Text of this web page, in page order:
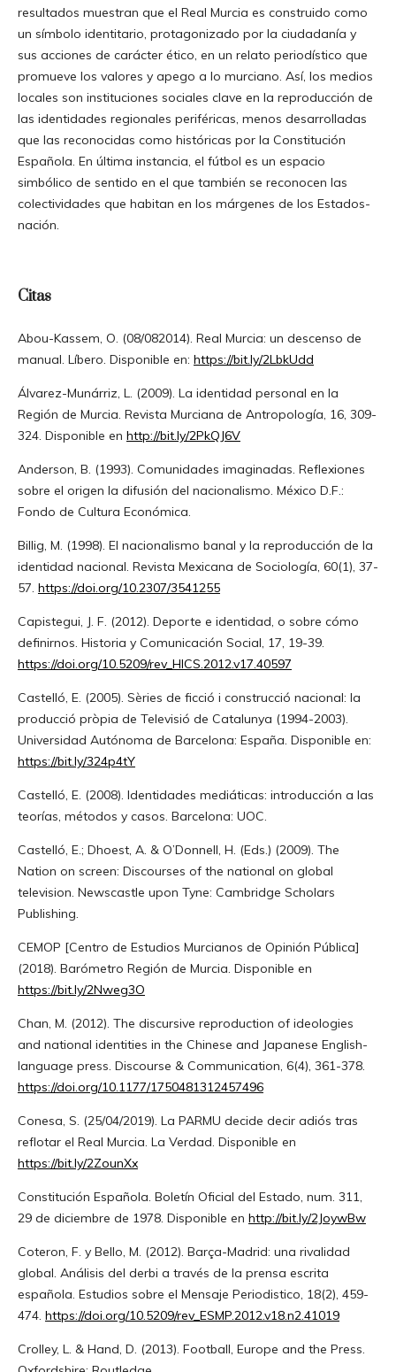
resultados muestran que el Real Murcia es construido como
un símbolo identitario, protagonizado por la ciudadanía y
sus acciones de carácter ético, en un relato periodístico que
promueve los valores y apego a lo murciano. Así, los medios
locales son instituciones sociales clave en la reproducción de
las identidades regionales periféricas, menos desarrolladas
que las reconocidas como históricas por la Constitución
Española. En última instancia, el fútbol es un espacio
simbólico de sentido en el que también se reconocen las
colectividades que habitan en los márgenes de los Estados-
nación.
Citas
Abou-Kassem, O. (08/082014). Real Murcia: un descenso de
manual. Líbero. Disponible en: https://bit.ly/2LbkUdd
Álvarez-Munárriz, L. (2009). La identidad personal en la
Región de Murcia. Revista Murciana de Antropología, 16, 309-
324. Disponible en http://bit.ly/2PkQJ6V
Anderson, B. (1993). Comunidades imaginadas. Reflexiones
sobre el origen la difusión del nacionalismo. México D.F.:
Fondo de Cultura Económica.
Billig, M. (1998). El nacionalismo banal y la reproducción de la
identidad nacional. Revista Mexicana de Sociología, 60(1), 37-
57. https://doi.org/10.2307/3541255
Capistegui, J. F. (2012). Deporte e identidad, o sobre cómo
definirnos. Historia y Comunicación Social, 17, 19-39.
https://doi.org/10.5209/rev_HICS.2012.v17.40597
Castelló, E. (2005). Sèries de ficció i construcció nacional: la
producció pròpia de Televisió de Catalunya (1994-2003).
Universidad Autónoma de Barcelona: España. Disponible en:
https://bit.ly/324p4tY
Castelló, E. (2008). Identidades mediáticas: introducción a las
teorías, métodos y casos. Barcelona: UOC.
Castelló, E.; Dhoest, A. & O’Donnell, H. (Eds.) (2009). The
Nation on screen: Discourses of the national on global
television. Newscastle upon Tyne: Cambridge Scholars
Publishing.
CEMOP [Centro de Estudios Murcianos de Opinión Pública]
(2018). Barómetro Región de Murcia. Disponible en
https://bit.ly/2Nweg3O
Chan, M. (2012). The discursive reproduction of ideologies
and national identities in the Chinese and Japanese English-
language press. Discourse & Communication, 6(4), 361-378.
https://doi.org/10.1177/1750481312457496
Conesa, S. (25/04/2019). La PARMU decide decir adiós tras
reflotar el Real Murcia. La Verdad. Disponible en
https://bit.ly/2ZounXx
Constitución Española. Boletín Oficial del Estado, num. 311,
29 de diciembre de 1978. Disponible en http://bit.ly/2JoywBw
Coteron, F. y Bello, M. (2012). Barça-Madrid: una rivalidad
global. Análisis del derbi a través de la prensa escrita
española. Estudios sobre el Mensaje Periodistico, 18(2), 459-
474. https://doi.org/10.5209/rev_ESMP.2012.v18.n2.41019
Crolley, L. & Hand, D. (2013). Football, Europe and the Press.